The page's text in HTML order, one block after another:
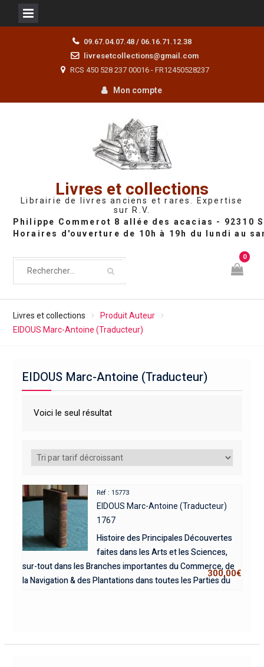
09.67.04.07.48 / 06.16.71.12.38
livresetcollections@gmail.com
RCS 450 528 237 00016 - FR12450528237
Mon compte
Livres et collections
Librairie de livres anciens et rares. Expertise
sur R.V.
0
Livres et collections
Produit Auteur
EIDOUS Marc-Antoine (Traducteur)
EIDOUS Marc-Antoine (Traducteur)
Voici le seul résultat
Réf : 15773
EIDOUS Marc-Antoine (Traducteur)
1767
Histoire des Principales Découvertes
faites dans les Arts et les Sciences,
sur-tout dans les Branches importantes du Commerce, de
la Navigation & des Plantations dans toutes les Parties du
300,00€